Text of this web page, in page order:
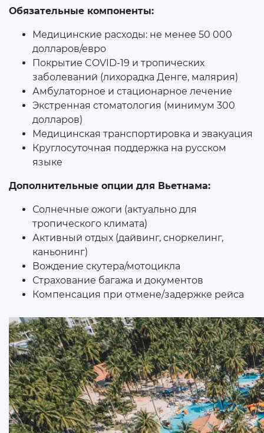
Обязательные компоненты:
Медицинские расходы: не менее 50 000
долларов/евро
Покрытие COVID-19 и тропических
заболеваний (лихорадка Денге, малярия)
Амбулаторное и стационарное лечение
Экстренная стоматология (минимум 300
долларов)
Медицинская транспортировка и эвакуация
Круглосуточная поддержка на русском
языке
Дополнительные опции для Вьетнама:
Солнечные ожоги (актуально для
тропического климата)
Активный отдых (дайвинг, сноркелинг,
каньонинг)
Вождение скутера/мотоцикла
Страхование багажа и документов
Компенсация при отмене/задержке рейса